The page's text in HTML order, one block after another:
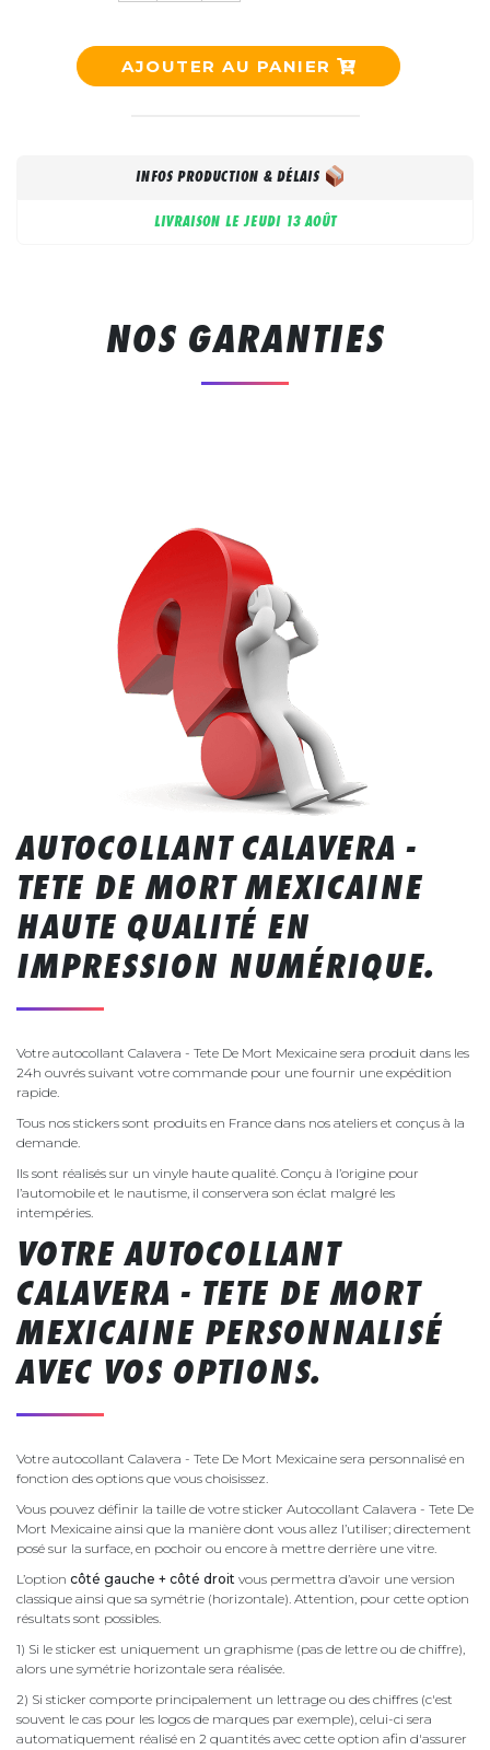
AJOUTER AU PANIER
INFOS PRODUCTION & DÉLAIS
LIVRAISON LEJEUDI 13 AOÛT
NOS GARANTIES
AUTOCOLLANT CALAVERA -
TETE DE MORT MEXICAINE
HAUTE QUALITÉ EN
IMPRESSION NUMÉRIQUE.
Votre autocollant Calavera - Tete De Mort Mexicaine sera produit dans les
24h ouvrés suivant votre commande pour une fournir une expédition
rapide.
Tous nos stickers sont produits en France dans nos ateliers et conçus à la
demande.
Ils sont réalisés sur un vinyle haute qualité. Conçu à l’origine pour
l’automobile et le nautisme, il conservera son éclat malgré les
intempéries.
VOTRE AUTOCOLLANT
CALAVERA - TETE DE MORT
MEXICAINE PERSONNALISÉ
AVEC VOS OPTIONS.
Votre autocollant Calavera - Tete De Mort Mexicaine sera personnalisé en
fonction des options que vous choisissez.
Vous pouvez définir la taille de votre sticker Autocollant Calavera - Tete De
Mort Mexicaine ainsi que la manière dont vous allez l’utiliser; directement
posé sur la surface, en pochoir ou encore à mettre derrière une vitre.
L’option côté gauche + côté droit vous permettra d’avoir une version
classique ainsi que sa symétrie (horizontale). Attention, pour cette option
résultats sont possibles.
1) Si le sticker est uniquement un graphisme (pas de lettre ou de chiffre),
alors une symétrie horizontale sera réalisée.
2) Si sticker comporte principalement un lettrage ou des chiffres (c'est
souvent le cas pour les logos de marques par exemple), celui-ci sera
automatiquement réalisé en 2 quantités avec cette option afin d'assurer